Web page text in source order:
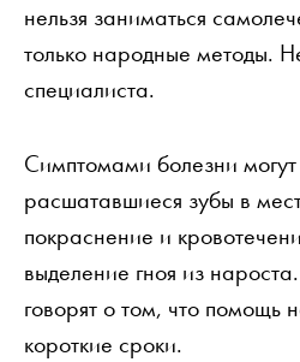
нельзя заниматься
только народные методы.
специалиста.
Симптомами болезни могут
расшатавшиеся зубы в
покраснение и
выделение гноя из
говорят о том, что помощь
короткие сроки.